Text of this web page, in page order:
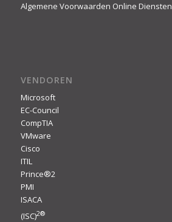
Algemene Voorwaarden Online Diensten
VENDOREN
Microsoft
EC-Council
CompTIA
VMware
Cisco
ITIL
Prince®2
PMI
ISACA
(ISC)2®